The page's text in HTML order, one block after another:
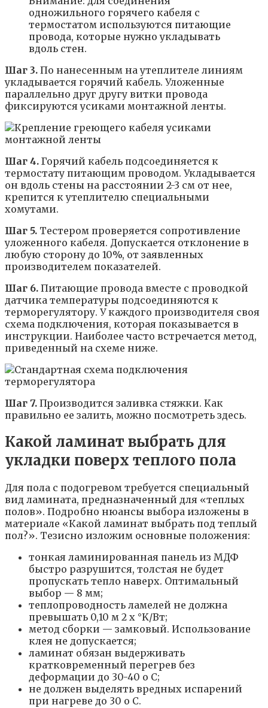
одножильного горячего кабеля с
термостатом используются питающие
провода, которые нужно укладывать
вдоль стен.
Шаг 3. По нанесенным на утеплителе линиям
укладывается горячий кабель. Уложенные
параллельно друг другу витки провода
фиксируются усиками монтажной ленты.
Шаг 4. Горячий кабель подсоединяется к
термостату питающим проводом. Укладывается
он вдоль стены на расстоянии 2-3 см от нее,
крепится к утеплителю специальными
хомутами.
Шаг 5. Тестером проверяется сопротивление
уложенного кабеля. Допускается отклонение в
любую сторону до 10%, от заявленных
производителем показателей.
Шаг 6. Питающие провода вместе с проводкой
датчика температуры подсоединяются к
терморегулятору. У каждого производителя своя
схема подключения, которая показывается в
инструкции. Наиболее часто встречается метод,
приведенный на схеме ниже.
Шаг 7. Производится заливка стяжки. Как
правильно ее залить, можно посмотреть здесь.
Какой ламинат выбрать для
укладки поверх теплого пола
Для пола с подогревом требуется специальный
вид ламината, предназначенный для «теплых
полов». Подробно нюансы выбора изложены в
материале «Какой ламинат выбрать под теплый
пол?». Тезисно изложим основные положения:
тонкая ламинированная панель из МДФ
быстро разрушится, толстая не будет
пропускать тепло наверх. Оптимальный
выбор — 8 мм;
теплопроводность ламелей не должна
превышать 0,10 м 2 х °K/Вт;
метод сборки — замковый. Использование
клея не допускается;
ламинат обязан выдерживать
кратковременный перегрев без
деформации до 30-40 o С;
не должен выделять вредных испарений
при нагреве до 30 o С.